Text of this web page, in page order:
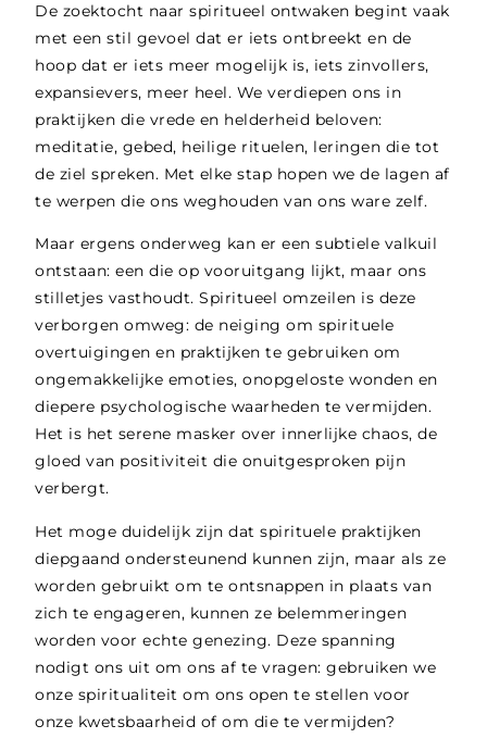
De zoektocht naar spiritueel ontwaken begint vaak
met een stil gevoel dat er iets ontbreekt en de
hoop dat er iets meer mogelijk is, iets zinvollers,
expansievers, meer heel. We verdiepen ons in
praktijken die vrede en helderheid beloven:
meditatie, gebed, heilige rituelen, leringen die tot
de ziel spreken. Met elke stap hopen we de lagen af
te werpen die ons weghouden van ons ware zelf.
Maar ergens onderweg kan er een subtiele valkuil
ontstaan: een die op vooruitgang lijkt, maar ons
stilletjes vasthoudt. Spiritueel omzeilen is deze
verborgen omweg: de neiging om spirituele
overtuigingen en praktijken te gebruiken om
ongemakkelijke emoties, onopgeloste wonden en
diepere psychologische waarheden te vermijden.
Het is het serene masker over innerlijke chaos, de
gloed van positiviteit die onuitgesproken pijn
verbergt.
Het moge duidelijk zijn dat spirituele praktijken
diepgaand ondersteunend kunnen zijn, maar als ze
worden gebruikt om te ontsnappen in plaats van
zich te engageren, kunnen ze belemmeringen
worden voor echte genezing. Deze spanning
nodigt ons uit om ons af te vragen: gebruiken we
onze spiritualiteit om ons open te stellen voor
onze kwetsbaarheid of om die te vermijden?